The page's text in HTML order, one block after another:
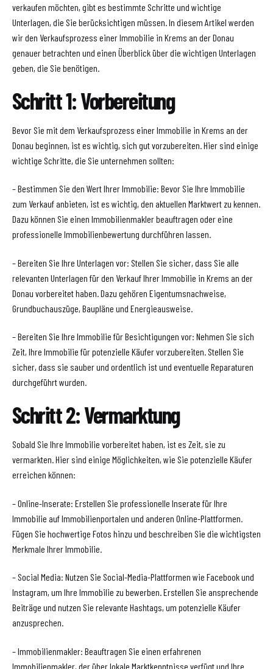
verkaufen möchten, gibt es bestimmte Schritte und wichtige
Unterlagen, die Sie berücksichtigen müssen. In diesem Artikel werden
wir den Verkaufsprozess einer Immobilie in Krems an der Donau
genauer betrachten und einen Überblick über die wichtigen Unterlagen
geben, die Sie benötigen.
Schritt 1: Vorbereitung
Bevor Sie mit dem Verkaufsprozess einer Immobilie in Krems an der
Donau beginnen, ist es wichtig, sich gut vorzubereiten. Hier sind einige
wichtige Schritte, die Sie unternehmen sollten:
– Bestimmen Sie den Wert Ihrer Immobilie: Bevor Sie Ihre Immobilie
zum Verkauf anbieten, ist es wichtig, den aktuellen Marktwert zu kennen.
Dazu können Sie einen Immobilienmakler beauftragen oder eine
professionelle Immobilienbewertung durchführen lassen.
– Bereiten Sie Ihre Unterlagen vor: Stellen Sie sicher, dass Sie alle
relevanten Unterlagen für den Verkauf Ihrer Immobilie in Krems an der
Donau vorbereitet haben. Dazu gehören Eigentumsnachweise,
Grundbuchauszüge, Baupläne und Energieausweise.
– Bereiten Sie Ihre Immobilie für Besichtigungen vor: Nehmen Sie sich
Zeit, Ihre Immobilie für potenzielle Käufer vorzubereiten. Stellen Sie
sicher, dass sie sauber und ordentlich ist und eventuelle Reparaturen
durchgeführt wurden.
Schritt 2: Vermarktung
Sobald Sie Ihre Immobilie vorbereitet haben, ist es Zeit, sie zu
vermarkten. Hier sind einige Möglichkeiten, wie Sie potenzielle Käufer
erreichen können:
– Online-Inserate: Erstellen Sie professionelle Inserate für Ihre
Immobilie auf Immobilienportalen und anderen Online-Plattformen.
Fügen Sie hochwertige Fotos hinzu und beschreiben Sie die wichtigsten
Merkmale Ihrer Immobilie.
– Social Media: Nutzen Sie Social-Media-Plattformen wie Facebook und
Instagram, um Ihre Immobilie zu bewerben. Erstellen Sie ansprechende
Beiträge und nutzen Sie relevante Hashtags, um potenzielle Käufer
anzusprechen.
– Immobilienmakler: Beauftragen Sie einen erfahrenen
Immobilienmakler, der über lokale Marktkenntnisse verfügt und Ihre